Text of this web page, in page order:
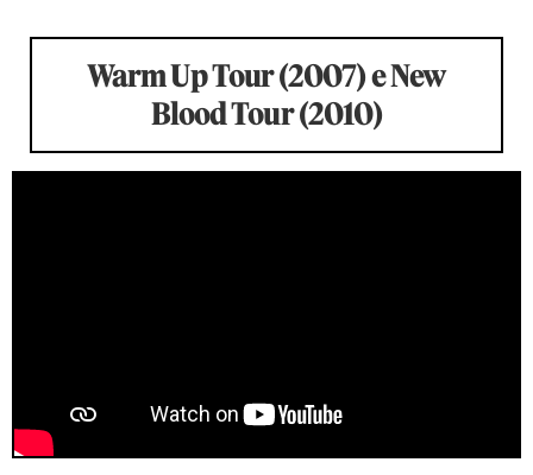
Warm Up Tour (2007) e New
Blood Tour (2010)